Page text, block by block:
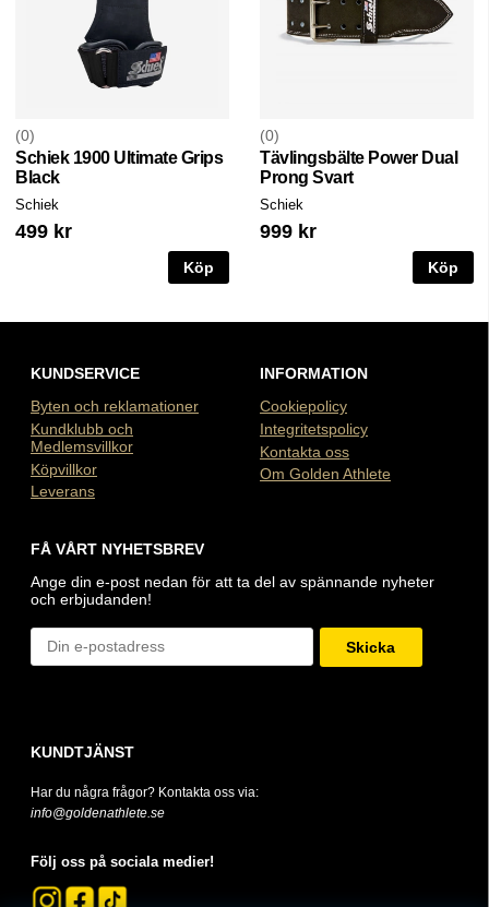
0
Schiek 1900 Ultimate Grips
Black
Schiek
499 kr
Köp
0
Tävlingsbälte Power Dual
Prong Svart
Schiek
999 kr
Köp
KUNDSERVICE
Byten och reklamationer
Kundklubb och
Medlemsvillkor
Köpvillkor
Leverans
INFORMATION
Cookiepolicy
Integritetspolicy
Kontakta oss
Om Golden Athlete
FÅ VÅRT NYHETSBREV
Ange din e-post nedan för att ta del av spännande nyheter
och erbjudanden!
Skicka
KUNDTJÄNST
Har du några frågor? Kontakta oss via:
info@goldenathlete.se
Följ oss på sociala medier!